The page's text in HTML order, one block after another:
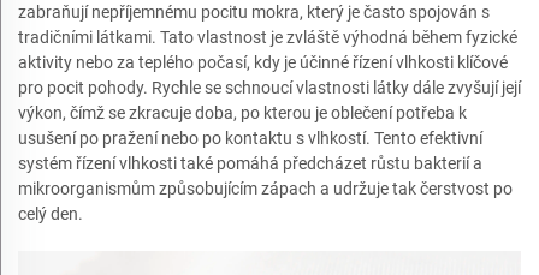
zabraňují nepříjemnému pocitu mokra, který je často spojován s
tradičními látkami. Tato vlastnost je zvláště výhodná během fyzické
aktivity nebo za teplého počasí, kdy je účinné řízení vlhkosti klíčové
pro pocit pohody. Rychle se schnoucí vlastnosti látky dále zvyšují její
výkon, čímž se zkracuje doba, po kterou je oblečení potřeba k
usušení po pražení nebo po kontaktu s vlhkostí. Tento efektivní
systém řízení vlhkosti také pomáhá předcházet růstu bakterií a
mikroorganismům způsobujícím zápach a udržuje tak čerstvost po
celý den.